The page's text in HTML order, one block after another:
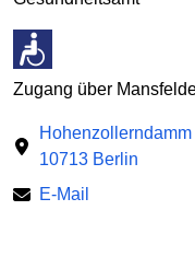
Zugang über
10713 Berlin
E-Mail